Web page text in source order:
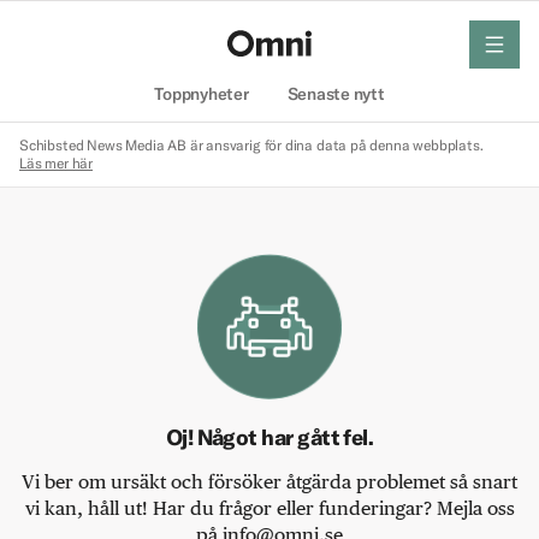
Toppnyheter Senaste nytt
meny
Schibsted News Media AB är ansvarig för dina data på denna webbplats.
Läs mer här
Oj! Något har gått fel.
Vi ber om ursäkt och försöker åtgärda problemet så snart
vi kan, håll ut! Har du frågor eller funderingar? Mejla oss